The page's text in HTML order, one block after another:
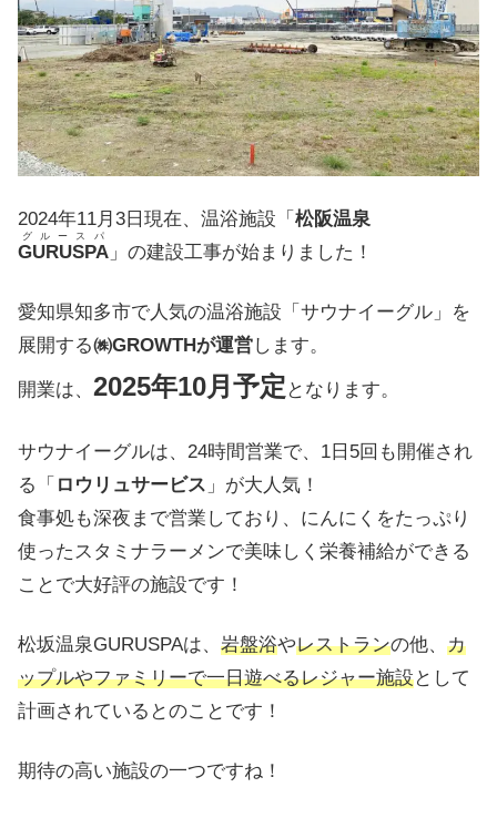
2024年11月3日現在、温浴施設「 松阪温泉
GURUSPA
グルースパ
」の建設工事が始まりました！
愛知県知多市で人気の温浴施設「サウナイーグル」を
展開する㈱GROWTHが運営します。
開業は、 2025年10月予定 となります。
サウナイーグルは、24時間営業で、1日5回も開催され
る「 ロウリュサービス 」が大人気！
食事処も深夜まで営業しており、にんにくをたっぷり
使ったスタミナラーメンで美味しく栄養補給ができる
ことで大好評の施設です！
松坂温泉GURUSPAは、 岩盤浴やレストランの他、 カ
ップルやファミリーで一日遊べるレジャー施設として
計画されているとのことです！
期待の高い施設の一つですね！